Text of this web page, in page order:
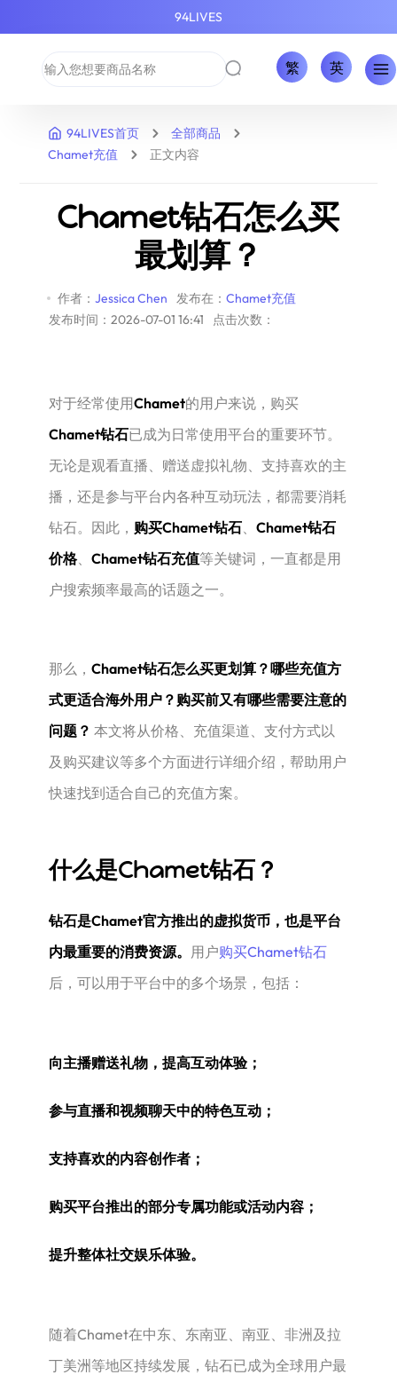
94LIVES
繁 英
94LIVES首页
全部商品
Chamet充值
正文内容
Chamet钻石怎么买
最划算？
作者： Jessica Chen 发布在： Chamet充值
发布时间：2026-07-01 16:41
点击次数：
对于经常使用Chamet的用户来说，购买
Chamet钻石已成为日常使用平台的重要环节。
无论是观看直播、赠送虚拟礼物、支持喜欢的主
播，还是参与平台内各种互动玩法，都需要消耗
钻石。因此， 购买Chamet钻石、 Chamet钻石
价格、 Chamet钻石充值等关键词，一直都是用
户搜索频率最高的话题之一。
那么， Chamet钻石怎么买更划算？哪些充值方
式更适合海外用户？购买前又有哪些需要注意的
问题？ 本文将从价格、充值渠道、支付方式以
及购买建议等多个方面进行详细介绍，帮助用户
快速找到适合自己的充值方案。
什么是Chamet钻石？
钻石是Chamet官方推出的虚拟货币，也是平台
内最重要的消费资源。 用户购买Chamet钻石
后，可以用于平台中的多个场景，包括：
向主播赠送礼物，提高互动体验；
参与直播和视频聊天中的特色互动；
支持喜欢的内容创作者；
购买平台推出的部分专属功能或活动内容；
提升整体社交娱乐体验。
随着Chamet在中东、东南亚、南亚、非洲及拉
丁美洲等地区持续发展，钻石已成为全球用户最